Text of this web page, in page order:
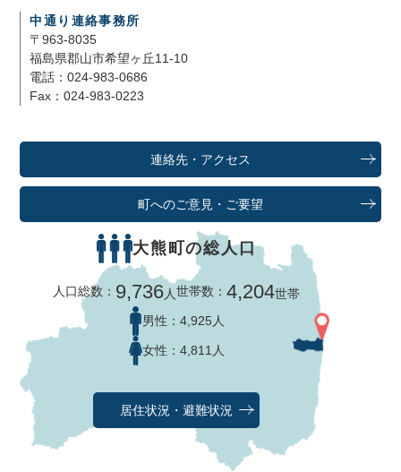
中通り連絡事務所
〒963-8035
福島県郡山市希望ヶ丘11-10
電話：024-983-0686
Fax：024-983-0223
連絡先・アクセス
町へのご意見・ご要望
大熊町の総人口
人口総数： 9,736人世帯数：4,204世帯
男性： 4,925人
女性： 4,811人
居住状況・避難状況